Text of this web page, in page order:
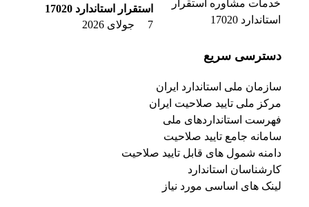
استقرار استاندارد 17020
7 جولای 2026
دسترسی سریع
سازمان ملی استاندارد ایران
مرکز ملی تایید صلاحیت ایران
فهرست استانداردهای ملی
سامانه جامع تایید صلاحیت
دامنه شمول های قابل تایید صلاحیت
کارشناسان استاندارد
لینک های اساسی مورد نیاز